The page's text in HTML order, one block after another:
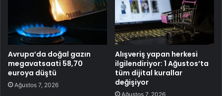
Avrupa’da doğal gazın
megavatsaati 58,70
euroya düştü
Ağustos 7, 2026
Alışveriş yapan herkesi
ilgilendiriyor: 1 Ağustos’ta
tüm dijital kurallar
değişiyor
Ağustos 7, 2026